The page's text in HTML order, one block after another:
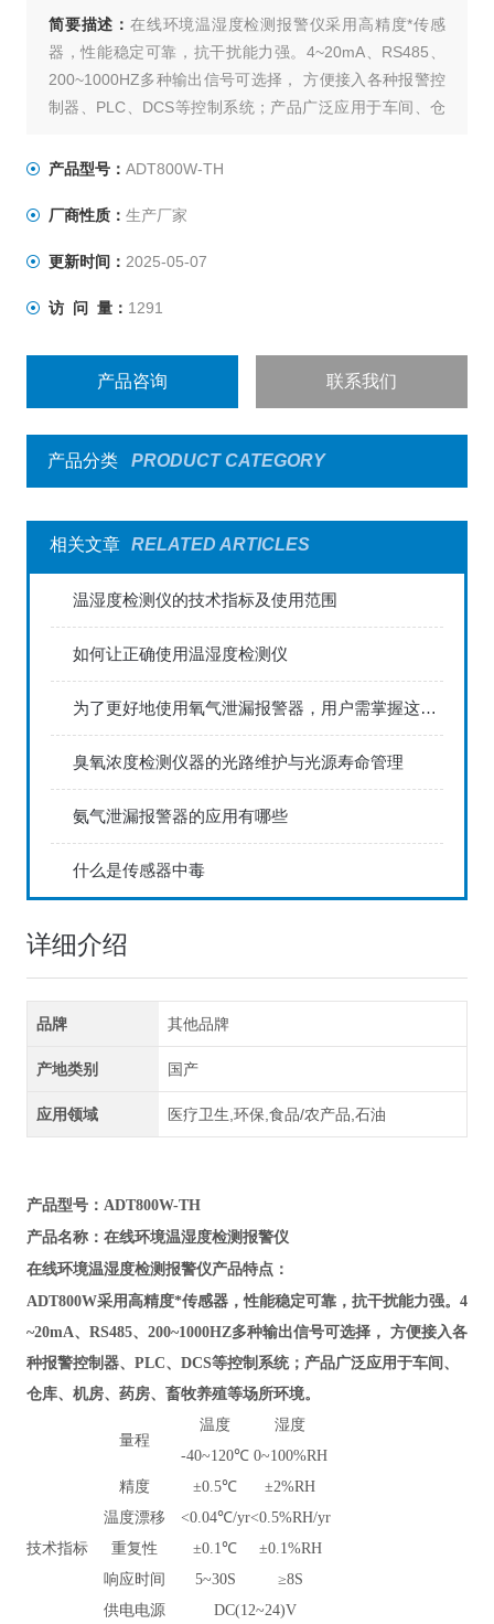
简要描述： 在线环境温湿度检测报警仪采用高精度*传感
器，性能稳定可靠，抗干扰能力强。4~20mA、RS485、
200~1000HZ多种输出信号可选择， 方便接入各种报警控
制器、PLC、DCS等控制系统；产品广泛应用于车间、仓
产品型号： ADT800W-TH
厂商性质： 生产厂家
更新时间： 2025-05-07
访 问 量： 1291
产品咨询 联系我们
产品分类 PRODUCT CATEGORY
相关文章 RELATED ARTICLES
温湿度检测仪的技术指标及使用范围
如何让正确使用温湿度检测仪
为了更好地使用氧气泄漏报警器，用户需掌握这些知识
臭氧浓度检测仪器的光路维护与光源寿命管理
氨气泄漏报警器的应用有哪些
什么是传感器中毒
详细介绍
品牌 其他品牌
产地类别 国产
应用领域 医疗卫生,环保,食品/农产品,石油
产品型号：ADT800W-TH
产品名称： 在线环境温湿度检测报警仪
在线环境温湿度检测报警仪产品特点：
ADT800W采用高精度*传感器，性能稳定可靠，抗干扰能力强。 4
~20mA、RS485、200~1000HZ多种输出信号可选择， 方便接入各
种报警控制器、PLC、DCS等控制系统；产品广泛应用于车间、
仓库、机房、药房、畜牧养殖等场所环境。
技术指标
量程
温度
湿度
-40~120℃ 0~100%RH
精度
±0.5℃
±2%RH
温度漂移
<0.04℃/yr<0.5%RH/yr
重复性
±0.1℃
±0.1%RH
响应时间
5~30S
≥8S
供电电源
DC(12~24)V